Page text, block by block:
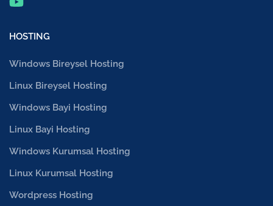
HOSTING
Windows Bireysel Hosting
Linux Bireysel Hosting
Windows Bayi Hosting
Linux Bayi Hosting
Windows Kurumsal Hosting
Linux Kurumsal Hosting
Wordpress Hosting